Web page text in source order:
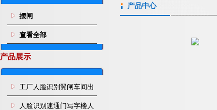
摆闸
查看全部
产品展示
工厂人脸识别翼闸车间出
入口人行通道门禁
人脸识别速通门写字楼人
产品中心